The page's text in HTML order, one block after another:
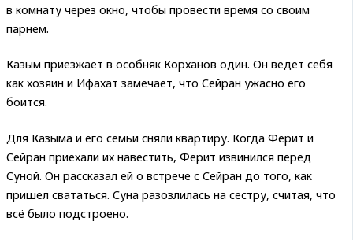
в комнату через окно, чтобы провести время со своим
парнем.
Казым приезжает в особняк Корханов один. Он ведет себя
как хозяин и Ифахат замечает, что Сейран ужасно его
боится.
Для Казыма и его семьи сняли квартиру. Когда Ферит и
Сейран приехали их навестить, Ферит извинился перед
Суной. Он рассказал ей о встрече с Сейран до того, как
пришел свататься. Суна разозлилась на сестру, считая, что
всё было подстроено.